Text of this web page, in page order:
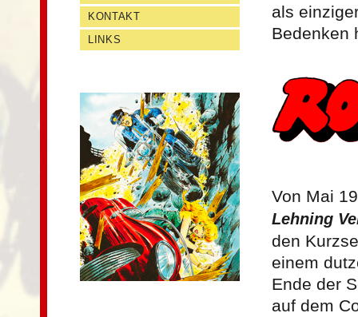
KONTAKT
LINKS
als
Bedenken
Von Mai
Lehning
den
einem
Ende der
auf dem